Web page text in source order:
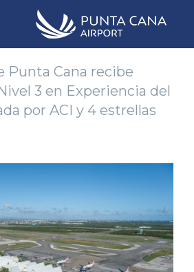
Punta Cana recibe
3 en Experiencia del
por ACI y 4 estrellas